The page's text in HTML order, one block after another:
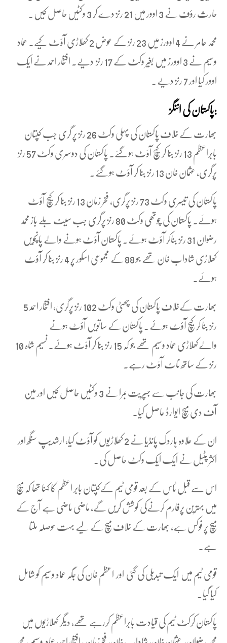
حارث رؤف نے 3 اوور میں 21 رنز دے کر 3 وکٹیں حاصل کیں۔
محمد عامر نے 4 اوورز میں 23 رنز کے عوض 2 کھلاڑی آؤٹ کیے۔ عماد
وسیم نے 3 اوورز میں بغیر وکٹ کے 17 رنز دیے۔ افتخار احمد نے ایک
اوور کیا اور 7 رنز دیے۔
پاکستان کی اننگز:
بھارت کے خلاف پاکستان کی پہلی وکٹ 26 رنز پر گری جب کپتان
بابراعظم 13 رنز بنا کر کیچ آؤٹ ہوگئے۔ پاکستان کی دوسری وکٹ 57 رنز
پرگری، عثمان خان 13 رنز بنا کر آؤٹ ہوگئے۔
پاکستان کی تیسری وکٹ 73 رنز پرگری، فخر زمان 13 رنز بنا کر کیچ آؤٹ
ہوئے۔ پاکستان کی چوتھی وکٹ 80 رنز پرگری جب سیٹ بلے باز محمد
رضوان 31 رنز بناکر آؤٹ ہوئے۔ پاکستان آؤٹ ہونے والے پانچویں
کھلاڑی شاداب خان تھے جو 88 کے مجموعی اسکور پر 4 رنز بنا کر آؤٹ
ہوئے۔
بھارت کےخلاف پاکستان کی چھٹی وکٹ 102 رنز پرگری، افتخار احمد 5
رنز بنا کر کیچ آؤٹ ہوئے۔ پاکستان کے ساتویں آؤٹ ہونے
والےکھلاڑی عماد وسیم تھے جو کہ 15 رنز بنا کر آؤٹ ہوئے۔ نسیم شاہ 10
رنز کے ساتھ ناٹ آؤٹ رہے۔
بھارت کی جانب سے جسپریت بمرا نے 3 وکٹیں حاصل کیں اور مین
آف دی میچ ایوارڈ حاصل کیا۔
ان کے علاوہ ہاردک پانڈیا نے 2 کھلاڑیوں کو آؤٹ کیا، ارشدیپ سنگھ اور
اکثر پٹیل نے ایک ایک وکٹ حاصل کی۔
اس سے قبل ٹاس کے بعد قومی ٹیم کےکپتان بابر اعظم کا کہنا تھا کہ میچ
میں بہترین پرفارم کرنےکی کوشش کریں گے، ماضی ماضی ہے آج کے
میچ پر فوکس ہے، بھارت کے خلاف میچ کے لیے بہت حوصلہ ملتا
ہے۔
قومی ٹیم میں ایک تبدیلی کی گئی اور اعظم خان کی جگہ عماد وسیم کو شامل
کیا گیا۔